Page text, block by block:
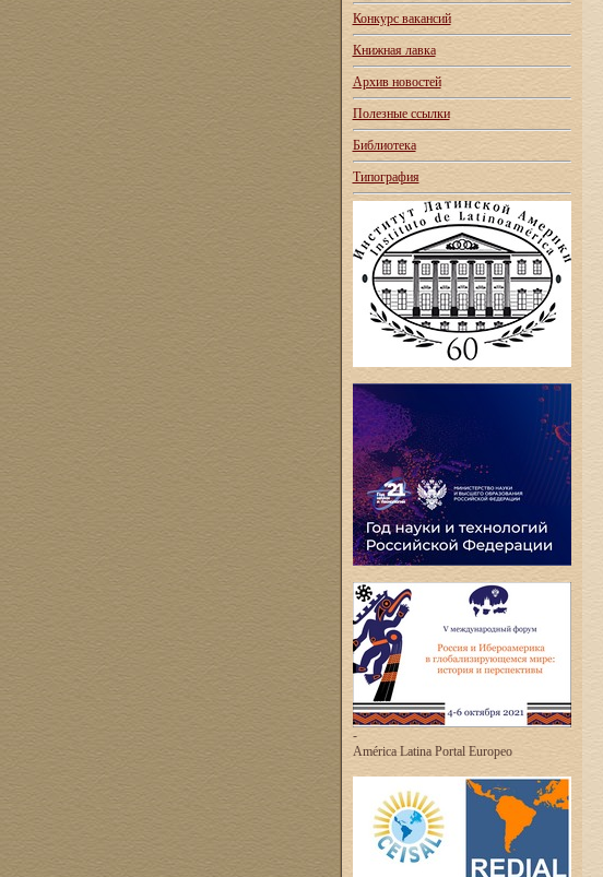
Конкурс вакансий
Книжная лавка
Архив новостей
Полезные ссылки
Библиотека
Типография
-
América Latina Portal Europeo